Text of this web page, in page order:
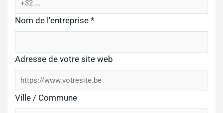
Nom de l'entreprise *
Adresse de votre site web
Ville / Commune